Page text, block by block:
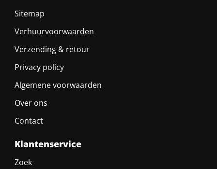
Sitemap
Verhuurvoorwaarden
Verzending & retour
Privacy policy
Algemene voorwaarden
Over ons
Contact
Klantenservice
Zoek